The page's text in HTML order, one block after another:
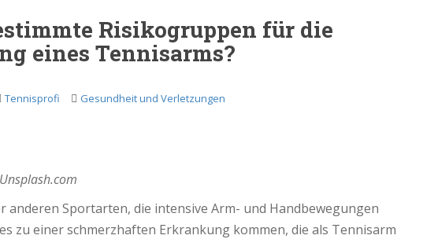
Risikogruppen für die
eines Tennisarms?
Tennisprofi Gesundheit und Verletzungen
anderen Sportarten, die intensive Arm- und Handbewegungen
zu einer schmerzhaften Erkrankung kommen, die als Tennisarm